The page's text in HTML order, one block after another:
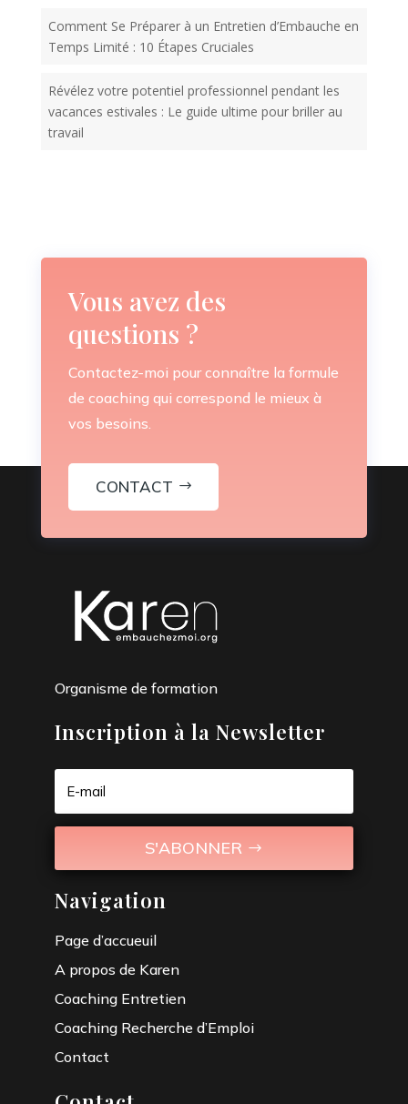
Comment Se Préparer à un Entretien d’Embauche en
Temps Limité : 10 Étapes Cruciales
Révélez votre potentiel professionnel pendant les
vacances estivales : Le guide ultime pour briller au
travail
Vous avez des
questions ?
Contactez-moi pour connaître la formule
de coaching qui correspond le mieux à
vos besoins.
CONTACT
Organisme de formation
Inscription à la Newsletter
S'ABONNER
Navigation
Page d’accueuil
A propos de Karen
Coaching Entretien
Coaching Recherche d’Emploi
Contact